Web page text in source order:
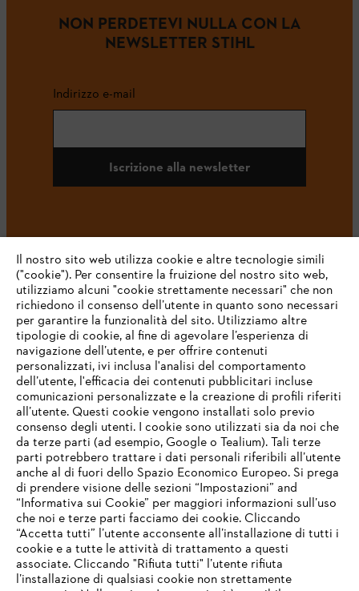
NON PERDETEVI NULLA CON LA
NEWSLETTER STIHL
Indirizzo e-mail
Iscrizione alla newsletter
#STIHL
L’azienda
STIHL FAQ
Service
IHR BROWSER WIRD NICHT
UNTERSTÜTZT
Il nostro sito web utilizza cookie e altre tecnologie simili
("cookie"). Per consentire la fruizione del nostro sito web,
utilizziamo alcuni "cookie strettamente necessari" che non
richiedono il consenso dell’utente in quanto sono necessari
per garantire la funzionalità del sito. Utilizziamo altre
tipologie di cookie, al fine di agevolare l’esperienza di
navigazione dell’utente, e per offrire contenuti
personalizzati, ivi inclusa l'analisi del comportamento
dell’utente, l'efficacia dei contenuti pubblicitari incluse
comunicazioni personalizzate e la creazione di profili riferiti
all’utente. Questi cookie vengono installati solo previo
consenso degli utenti. I cookie sono utilizzati sia da noi che
da terze parti (ad esempio, Google o Tealium). Tali terze
parti potrebbero trattare i dati personali riferibili all’utente
anche al di fuori dello Spazio Economico Europeo. Si prega
di prendere visione delle sezioni “Impostazioni” and
“Informativa sui Cookie” per maggiori informazioni sull’uso
che noi e terze parti facciamo dei cookie. Cliccando
“Accetta tutti” l’utente acconsente all’installazione di tutti i
cookie e a tutte le attività di trattamento a questi
associate. Cliccando "Rifiuta tutti" l’utente rifiuta
l’installazione di qualsiasi cookie non strettamente